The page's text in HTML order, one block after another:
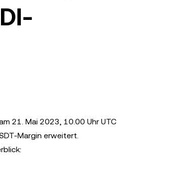
21. Mai 2023, 10.00 Uhr UTC
Margin erweitert.